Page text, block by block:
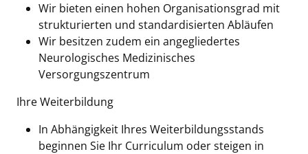
Wir bieten einen hohen Organisationsgrad mit
strukturierten und standardisierten Abläufen
Wir besitzen zudem ein angegliedertes
Neurologisches Medizinisches
Versorgungszentrum
Ihre Weiterbildung
In Abhängigkeit Ihres Weiterbildungsstands
beginnen Sie Ihr Curriculum oder steigen in